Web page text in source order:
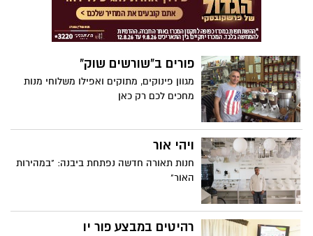
פורים ב"שורשים שוק"
מגוון פינוקים, מתוקים ואפילו משלוחי מנות
מחכים לכם רק כאן
ויהי אור
חנות תאורה חדשה נפתחת ביבנה: "במהירות
האור"
רהיטים במבצע פור יו